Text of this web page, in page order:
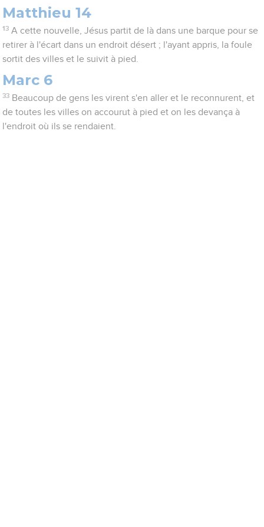
Matthieu 14
13 A cette nouvelle, Jésus partit de là dans une barque pour se
retirer à l'écart dans un endroit désert ; l'ayant appris, la foule
sortit des villes et le suivit à pied.
Marc 6
33 Beaucoup de gens les virent s'en aller et le reconnurent, et
de toutes les villes on accourut à pied et on les devança à
l'endroit où ils se rendaient.